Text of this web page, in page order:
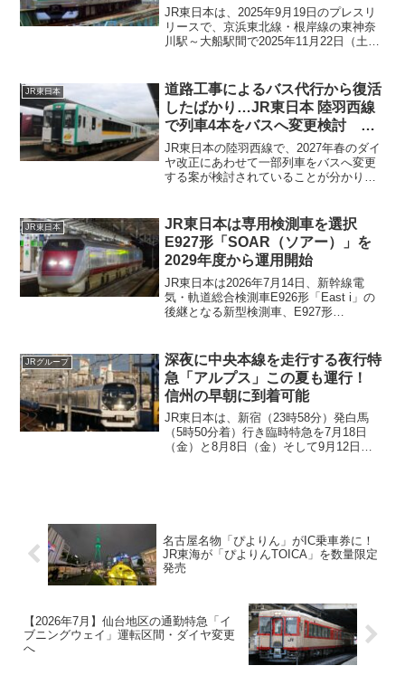
（土）より
JR東日本は、2025年9月19日のプレスリ
リースで、京浜東北線・根岸線の東神奈
川駅～大船駅間で2025年11月22日（土）
対象となるのは、横浜線で使用されてい
るE233系の車両となります。なお、運転
は自動となりますが、運転手は乗車し運
行を行う乗車でレベル2（GoA2）の段階
となります。
JR東日本
道路工事によるバス代行から復活
したばかり…JR東日本 陸羽西線
で列車4本をバスへ変更検討
2027年春ダイヤ改正で
JR東日本の陸羽西線で、2027年春のダイ
ヤ改正にあわせて一部列車をバスへ変更
する案が検討されていることが分かりま
をバスに置き換える案を提示したという
ことです。陸羽...
JR東日本
JR東日本は専用検測車を選択
E927形「SOAR（ソアー）」を
2029年度から運用開始
JR東日本は2026年7月14日、新幹線電
気・軌道総合検測車E926形「East i」の
後継となる新型検測車、E927形
しました。JR東海・JR西日本は営業列車
で...
JRグループ
深夜に中央本線を走行する夜行特
急「アルプス」この夏も運行！
信州の早朝に到着可能
JR東日本は、新宿（23時58分）発白馬
（5時50分着）行き臨時特急を7月18日
（金）と8月8日（金）そして9月12日
もしれません。
名古屋名物「ぴよりん」がIC乗車券に！
JR東海が「ぴよりんTOICA」を数量限定
発売
【2026年7月】仙台地区の通勤特急「イ
ブニングウェイ」運転区間・ダイヤ変更
へ